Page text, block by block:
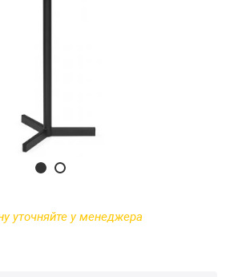
уточняйте у менеджера